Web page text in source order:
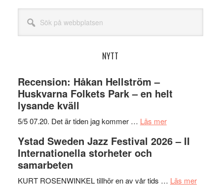
webbplatsen
NYTT
Recension: Håkan Hellström –
Huskvarna Folkets Park – en helt
lysande kväll
5/5 07.20. Det är tiden jag kommer … Läs merom
Håkan
Huskvarna
Ystad Sweden Jazz Festival 2026 – II
Internationella storheter och
samarbeten
KURT ROSENWINKEL tillhör en av vår tids … Läs merom